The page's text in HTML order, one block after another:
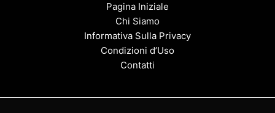
Pagina Iniziale
Chi Siamo
Informativa Sulla Privacy
Condizioni d’Uso
Contatti